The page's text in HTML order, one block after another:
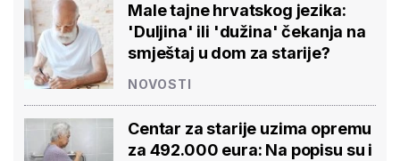
Male tajne hrvatskog jezika:
'Duljina' ili 'dužina' čekanja na
smještaj u dom za starije?
NOVOSTI
Centar za starije uzima opremu
za 492.000 eura: Na popisu su i